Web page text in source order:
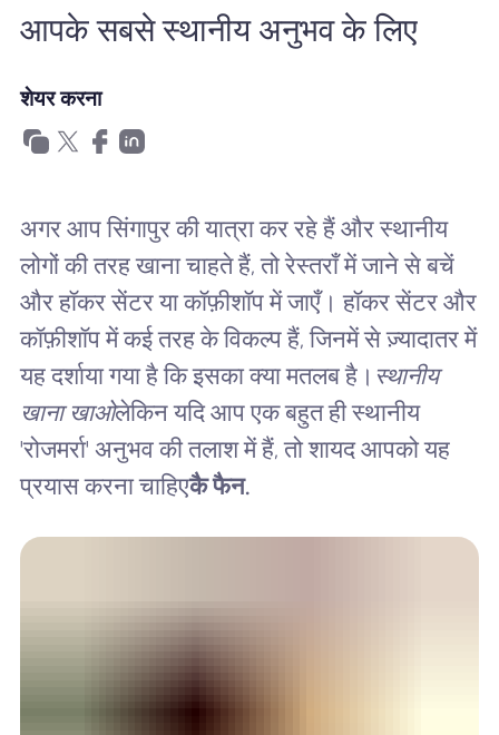
खानाबदोश eSIM क्यों
eSIM का उपयोग करना
व्यापार के लिए
आपके सबसे स्थानीय अनुभव के लिए
शेयर करना
अगर आप सिंगापुर की यात्रा कर रहे हैं और स्थानीय
लोगों की तरह खाना चाहते हैं, तो रेस्तराँ में जाने से बचें
और हॉकर सेंटर या कॉफ़ीशॉप में जाएँ। हॉकर सेंटर और
कॉफ़ीशॉप में कई तरह के विकल्प हैं, जिनमें से ज़्यादातर में
यह दर्शाया गया है कि इसका क्या मतलब है। स्थानीय
खाना खाओलेकिन यदि आप एक बहुत ही स्थानीय
'रोजमर्रा' अनुभव की तलाश में हैं, तो शायद आपको यह
प्रयास करना चाहिएकै फैन.